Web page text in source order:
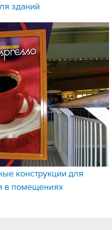
зданий
конструкции для
в помещениях